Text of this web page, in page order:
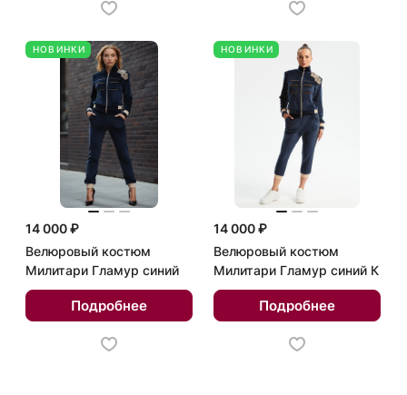
НОВИНКИ
14 000 ₽
Велюровый костюм
Милитари Гламур синий
Подробнее
НОВИНКИ
14 000 ₽
Велюровый костюм
Милитари Гламур синий К
Подробнее